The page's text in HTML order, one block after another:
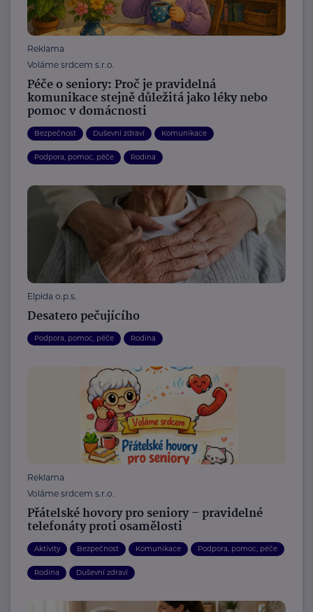
Reklama
Voláme srdcem s.r.o.
Péče o seniory: Proč je pravidelná
komunikace stejně důležitá jako léky nebo
pomoc v domácnosti
Bezpečnost Duševní zdraví Komunikace
Podpora, pomoc, péče Rodina
Elpida o.p.s.
Desatero pečujícího
Podpora, pomoc, péče Rodina
Reklama
Voláme srdcem s.r.o.
Přátelské hovory pro seniory – pravidelné
telefonáty proti osamělosti
Aktivity Bezpečnost Komunikace Podpora, pomoc, péče
Rodina Duševní zdraví